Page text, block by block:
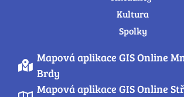
Kultura
Spolky
Mapová aplikace GIS Online
Brdy
Mapová aplikace GIS Online